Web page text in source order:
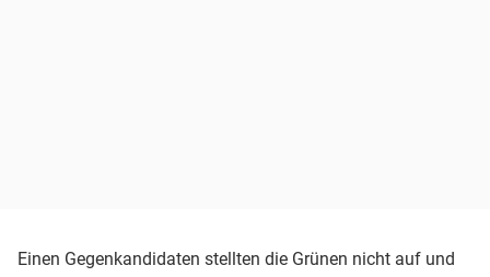
Einen Gegenkandidaten stellten die Grünen nicht auf und